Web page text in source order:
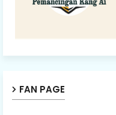
FAN PAGE